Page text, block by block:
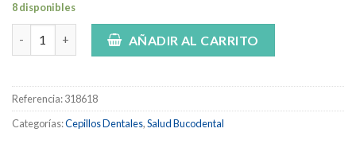
8 disponibles
KIN Cepillo Dental Medio cantidad
AÑADIR AL CARRITO
Referencia:318618
Categorías:Cepillos Dentales,Salud Bucodental